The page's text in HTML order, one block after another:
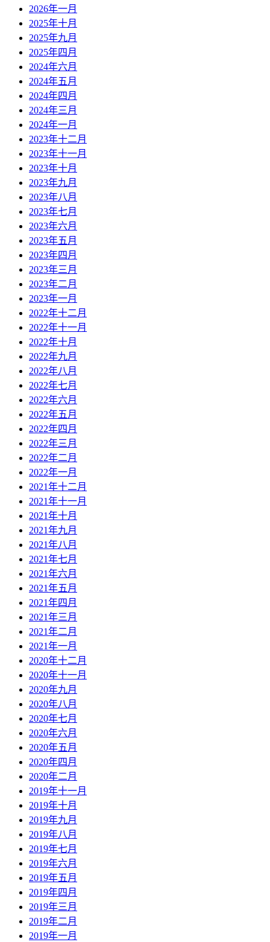
2026年一月
2025年十月
2025年九月
2025年四月
2024年六月
2024年五月
2024年四月
2024年三月
2024年一月
2023年十二月
2023年十一月
2023年十月
2023年九月
2023年八月
2023年七月
2023年六月
2023年五月
2023年四月
2023年三月
2023年二月
2023年一月
2022年十二月
2022年十一月
2022年十月
2022年九月
2022年八月
2022年七月
2022年六月
2022年五月
2022年四月
2022年三月
2022年二月
2022年一月
2021年十二月
2021年十一月
2021年十月
2021年九月
2021年八月
2021年七月
2021年六月
2021年五月
2021年四月
2021年三月
2021年二月
2021年一月
2020年十二月
2020年十一月
2020年九月
2020年八月
2020年七月
2020年六月
2020年五月
2020年四月
2020年二月
2019年十一月
2019年十月
2019年九月
2019年八月
2019年七月
2019年六月
2019年五月
2019年四月
2019年三月
2019年二月
2019年一月